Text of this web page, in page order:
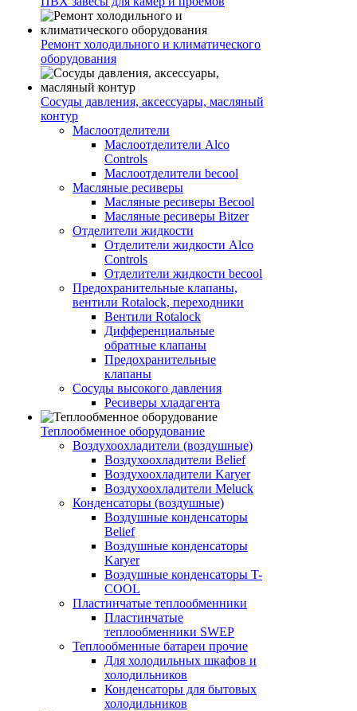
Ремонт холодильного и климатического
оборудования
Сосуды давления, аксессуары, масляный
контур
Маслоотделители
Маслоотделители Alco
Controls
Маслоотделители becool
Масляные ресиверы
Масляные ресиверы Becool
Масляные ресиверы Bitzer
Отделители жидкости
Отделители жидкости Alco
Controls
Отделители жидкости becool
Предохранительные клапаны,
вентили Rotalock, переходники
Вентили Rotalock
Дифференциальные
обратные клапаны
Предохранительные
клапаны
Сосуды высокого давления
Ресиверы хладагента
Теплообменное оборудование
Воздухоохладители (воздушные)
Воздухоохладители Belief
Воздухоохладители Karyer
Воздухоохладители Meluck
Конденсаторы (воздушные)
Воздушные конденсаторы
Belief
Воздушные конденсаторы
Karyer
Воздушные конденсаторы T-
COOL
Пластинчатые теплообменники
Пластинчатые
теплообменники SWEP
Теплообменные батареи прочие
Для холодильных шкафов и
холодильников
Конденсаторы для бытовых
холодильников